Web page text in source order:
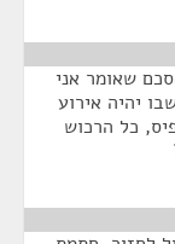
שאומר אני
יהיה אירוע
כל הרכוש